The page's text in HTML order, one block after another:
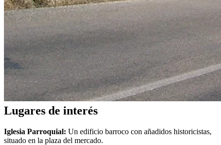
Lugares de interés
Iglesia Parroquial: Un edificio barroco con añadidos historicistas,
situado en la plaza del mercado.